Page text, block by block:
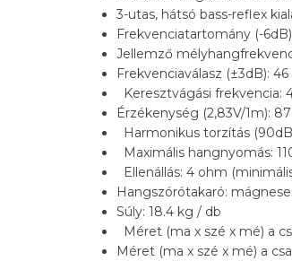
3-utas, hátsó bass-reflex
Frekvenciatartomány (-
Jellemző
Frekvenciaválasz (±3dB):
Keresztvágási frekvencia:
Érzékenység (2,83V/1m):
Harmonikus torzítás
Maximális hangnyomás:
Ellenállás: 4 ohm
Hangszórótakaró:
Súly: 18.4 kg / db
Méret (ma x szé x mé) a
Méret (ma x szé x mé) a